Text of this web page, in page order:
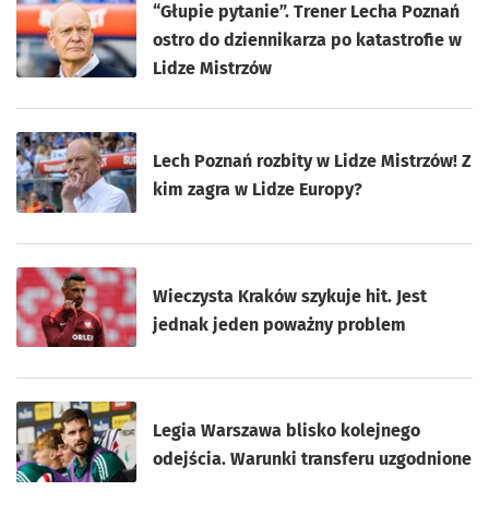
“Głupie pytanie”. Trener Lecha Poznań
ostro do dziennikarza po katastrofie w
Lidze Mistrzów
Lech Poznań rozbity w Lidze Mistrzów! Z
kim zagra w Lidze Europy?
Wieczysta Kraków szykuje hit. Jest
jednak jeden poważny problem
Legia Warszawa blisko kolejnego
odejścia. Warunki transferu uzgodnione